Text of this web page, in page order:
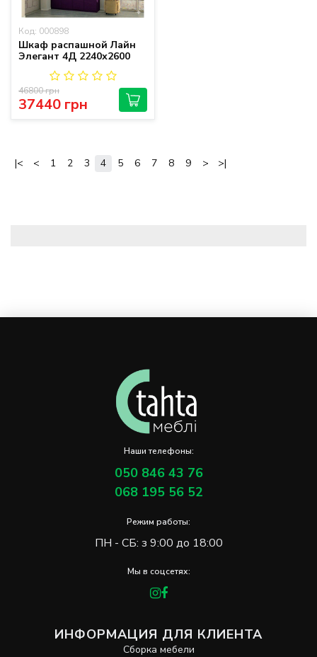
Код: 000898
Шкаф распашной Лайн
Элегант 4Д 2240х2600
37440 грн
46800 грн
|< < 1 2 3 4 5 6 7 8 9 > >|
Наши телефоны:
050 846 43 76
068 195 56 52
Режим работы:
ПН - СБ: з 9:00 до 18:00
Мы в соцсетях:
ИНФОРМАЦИЯ ДЛЯ КЛИЕНТА
Сборка мебели